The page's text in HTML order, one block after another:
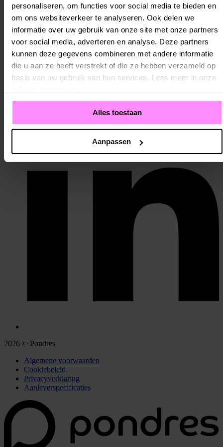
personaliseren, om functies voor social media te bieden en
om ons websiteverkeer te analyseren. Ook delen we
informatie over uw gebruik van onze site met onze partners
voor social media, adverteren en analyse. Deze partners
kunnen deze gegevens combineren met andere informatie
die u aan ze heeft verstrekt of die ze hebben verzameld op
basis van uw gebruik van hun services. Lees meer in onze
Alles toestaan
Aanpassen
Overzichtelijke, doeltreffende en persoonlijke klantcommunicatie?
We denken graag mee.
Contact
Sectoren
Oplossingen
Contact
2026 © Pondres
Algemene voorwaarden
Cookiebeleid
Privacyverklaring
Aanleverspecificaties